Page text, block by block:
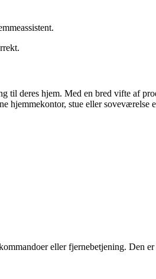
deres hjem. Med en bred vifte af
hjemmekontor, stue eller soveværelse
eller fjernebetjening. Den